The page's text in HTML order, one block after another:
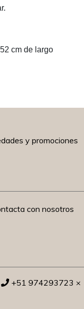
cm de largo
y promociones
con nosotros
+51 974293723 ×